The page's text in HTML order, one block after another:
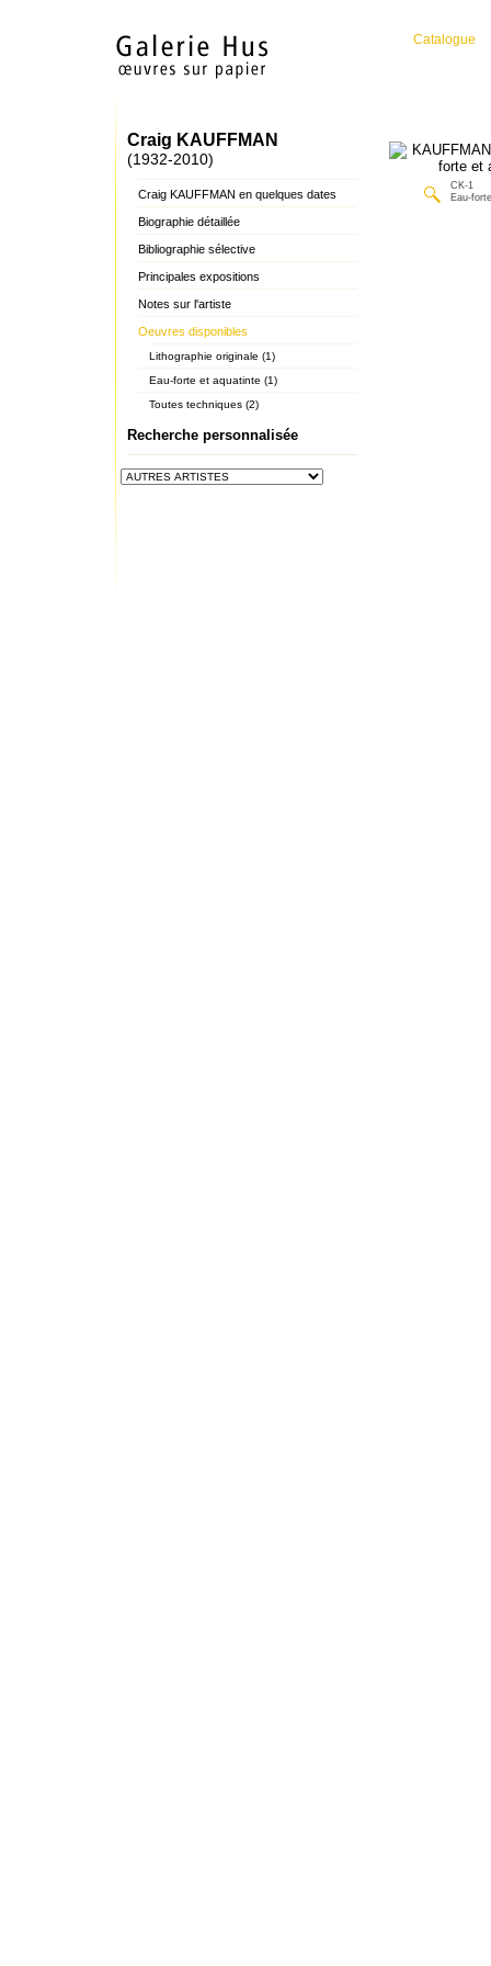
Catalogue
Craig KAUFFMAN
(1932-2010)
Craig KAUFFMAN en quelques dates
Biographie détaillée
Bibliographie sélective
Principales expositions
Notes sur l'artiste
Oeuvres disponibles
Lithographie originale (1)
Eau-forte et aquatinte (1)
Toutes techniques (2)
Recherche personnalisée
CK-1
Eau-